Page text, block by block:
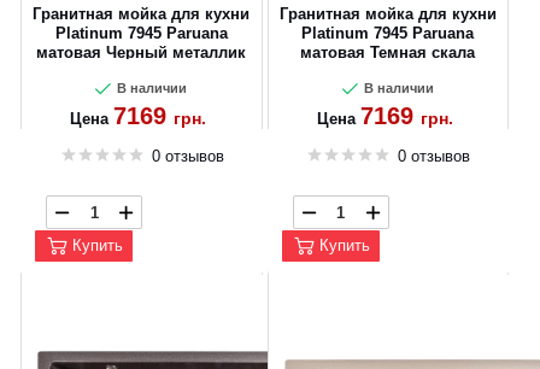
Гранитная мойка для кухни
Platinum 7945 Paruana
матовая Черный металлик
В наличии
Цена 7169 грн.
0 отзывов
Купить
Гранитная мойка для кухни
Platinum 7945 Paruana
матовая Темная скала
В наличии
Цена 7169 грн.
0 отзывов
Купить